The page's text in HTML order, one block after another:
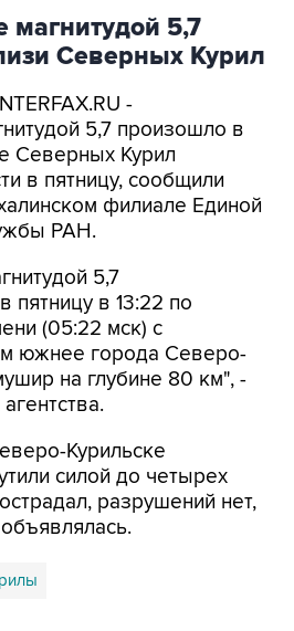
магнитудой 5,7
Северных Курил
-
5,7 произошло в
Северных Курил
в пятницу, сообщили
филиале Единой
РАН.
5,7
пятницу в 13:22 по
(05:22 мск) с
южнее города Северо-
на глубине 80 км", -
Курильске
силой до четырех
разрушений нет,